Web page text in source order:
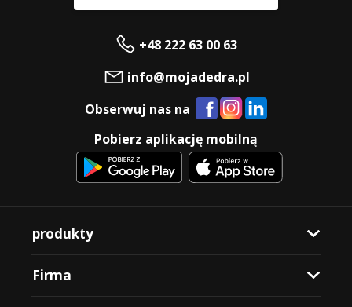
+48 222 63 00 63
info@mojadedra.pl
Obserwuj nas na
Pobierz aplikację mobilną
produkty
Firma